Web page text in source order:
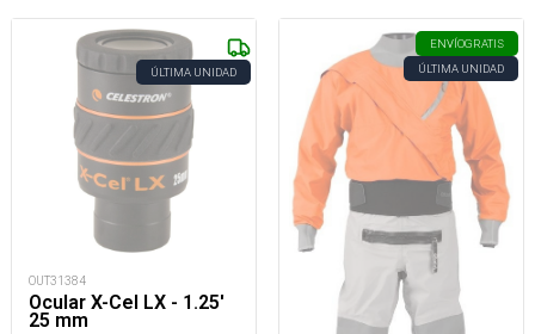
ÚLTIMA UNIDAD
OUT31384
Ocular X-Cel LX - 1.25'
25 mm
ENVÍOGRATIS
ÚLTIMA UNIDAD